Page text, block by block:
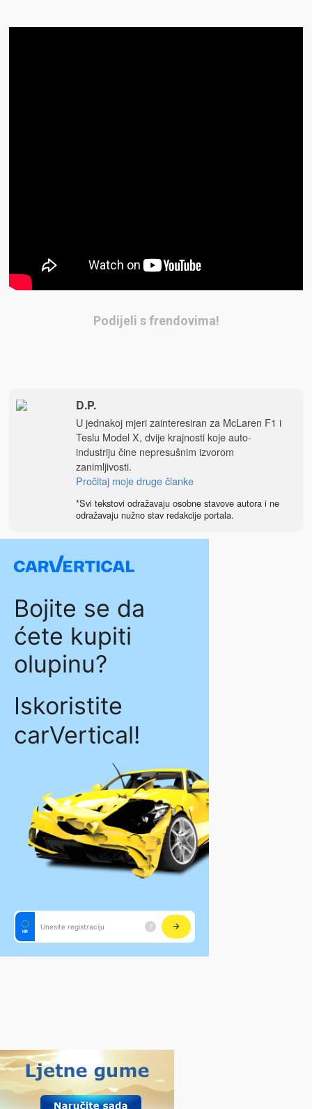
Podijeli s frendovima!
D.P.
U jednakoj mjeri zainteresiran za McLaren F1 i
Teslu Model X, dvije krajnosti koje auto-
industriju čine nepresušnim izvorom
zanimljivosti.
Pročitaj moje druge članke
*Svi tekstovi odražavaju osobne stavove autora i ne
odražavaju nužno stav redakcije portala.